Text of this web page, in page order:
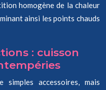
homogène de la chaleur
ainsi les points chauds
: cuisson
accessoires, mais